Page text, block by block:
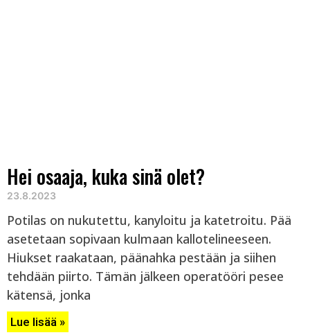
Hei osaaja, kuka sinä olet?
23.8.2023
Potilas on nukutettu, kanyloitu ja katetroitu. Pää
asetetaan sopivaan kulmaan kallotelineeseen.
Hiukset raakataan, päänahka pestään ja siihen
tehdään piirto. Tämän jälkeen operatööri pesee
kätensä, jonka
Lue lisää »